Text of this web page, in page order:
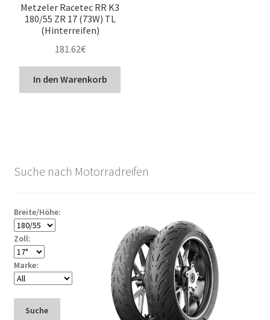
Metzeler Racetec RR K3
180/55 ZR 17 (73W) TL
(Hinterreifen)
181.62€
In den Warenkorb
Suche nach Motorradreifen
Breite/Höhe:
Zoll:
Marke:
Suche